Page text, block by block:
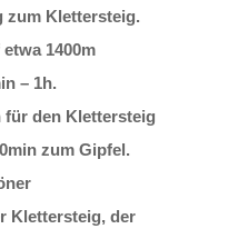
zum Klettersteig.
1400m
– 1h.
für den Klettersteig
zum Gipfel.
Klettersteig, der